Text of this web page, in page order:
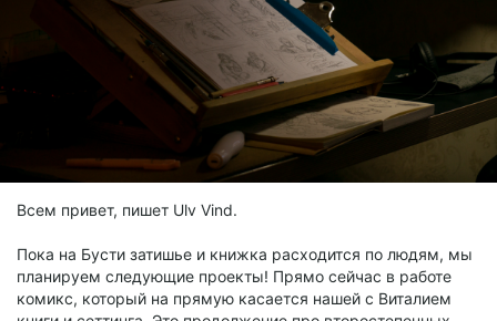
Всем привет, пишет Ulv Vind.
Пока на Бусти затишье и книжка расходится по людям, мы
планируем следующие проекты! Прямо сейчас в работе
комикс, который на прямую касается нашей с Виталием